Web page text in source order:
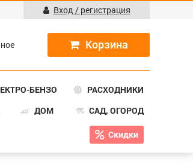
Вход / регистрация
БЕНЗО
РАСХОДНИКИ
ДОМ САД, ОГОРОД
Скидки